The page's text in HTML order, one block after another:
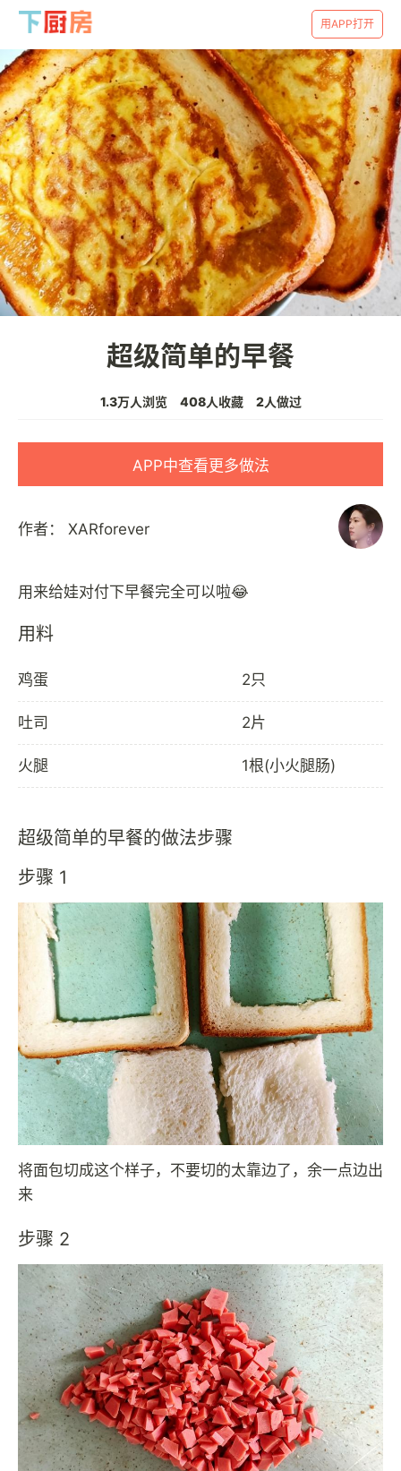
用APP打开
超级简单的早餐
1.3万人浏览 408人收藏 2人做过
APP中查看更多做法
作者： XARforever
用料
鸡蛋 2只
吐司 2片
火腿 1根(小火腿肠)
超级简单的早餐的做法步骤
步骤 1
将面包切成这个样子，不要切的太靠边了，余一点边出
来
步骤 2